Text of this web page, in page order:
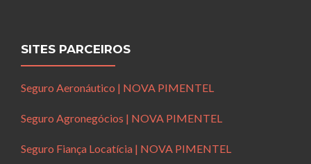
SITES PARCEIROS
Seguro Aeronáutico | NOVA PIMENTEL
Seguro Agronegócios | NOVA PIMENTEL
Seguro Fiança Locatícia | NOVA PIMENTEL